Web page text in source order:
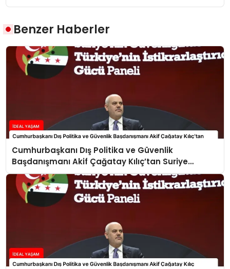
Benzer Haberler
Cumhurbaşkanı Dış Politika ve Güvenlik
Başdanışmanı Akif Çağatay Kılıç’tan Suriye
Panelinde Önemli Açıklamalar